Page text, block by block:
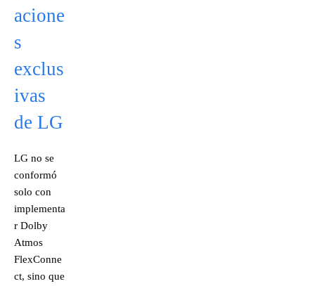
acione
s
exclus
ivas
de LG
LG no se
conformó
solo con
implementa
r Dolby
Atmos
FlexConne
ct, sino que